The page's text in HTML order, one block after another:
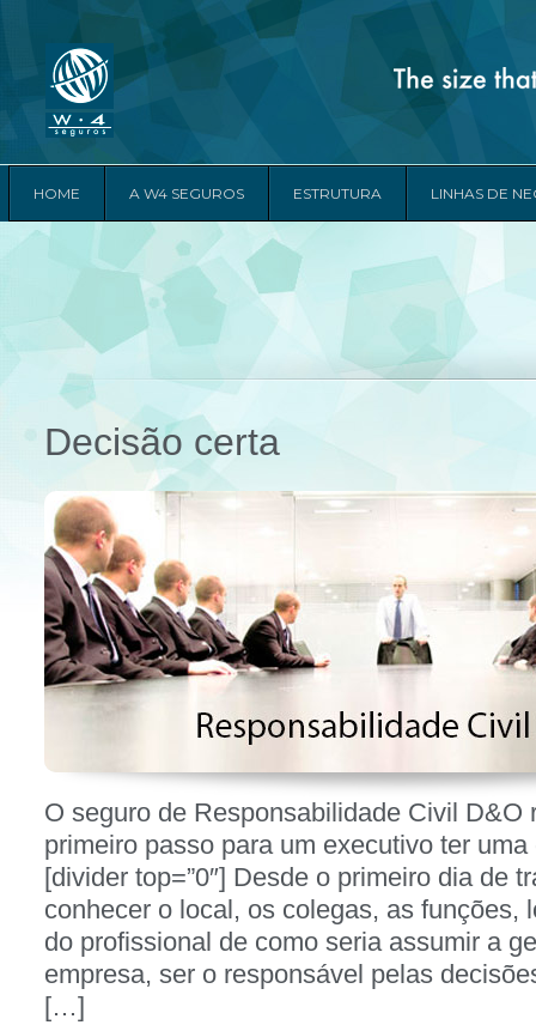
HOME A W4 SEGUROS ESTRUTURA LINHAS DE
Decisão certa
Postado em
PorW4 Seguros
Postado em
Notícias
Responsabilidade Civil
O seguro de Responsabilidade Civil D&O
primeiro passo para um executivo ter
[divider top=”0″] Desde o primeiro dia de
conhecer o local, os colegas, as funções,
do profissional de como seria assumir a
empresa, ser o responsável pelas
[…]